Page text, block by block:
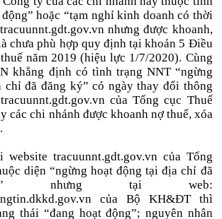
hoặc “tạm nghỉ kinh doanh có thời
nhưng được khoanh,
chưa phù hợp quy định tại khoản 5 Điều
năm 2019 (hiệu lực 1/7/2020). Cùng
khẳng định có tình trạng NNT “ngừng
chỉ đã đăng ký” có ngày thay đổi thông
của Tổng cục Thuế
các chi nhánh được khoanh nợ thuế, xóa
tracuunnt.gdt.gov.vn của Tổng
diện “ngừng hoạt động tại địa chỉ đã
nhưng tại web:
của Bộ KH&ĐT thì
thái “đang hoạt động”; nguyên nhân